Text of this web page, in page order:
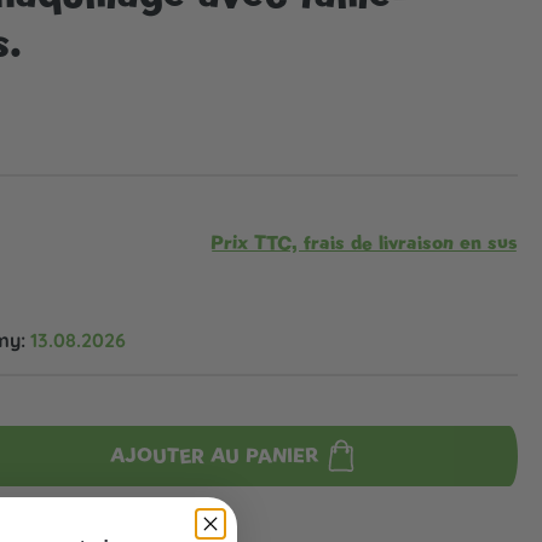
Prix TTC, frais de livraison en sus
13.08.2026
AJOUTER AU PANIER